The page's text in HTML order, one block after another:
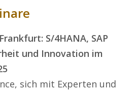
S/4HANA, SAP
und Innovation im
sich mit Experten und